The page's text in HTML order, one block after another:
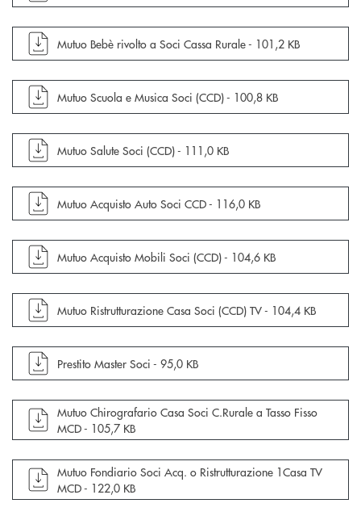
apre documento in una nuova finestra
Mutuo Bebè rivolto a Soci Cassa Rurale - 101,2 KB
apre documento in una nuova finestra
Mutuo Scuola e Musica Soci (CCD) - 100,8 KB
apre documento in una nuova finestra
Mutuo Salute Soci (CCD) - 111,0 KB
apre documento in una nuova finestra
Mutuo Acquisto Auto Soci CCD - 116,0 KB
apre documento in una nuova finestra
Mutuo Acquisto Mobili Soci (CCD) - 104,6 KB
apre documento in una nuova finestra
Mutuo Ristrutturazione Casa Soci (CCD) TV - 104,4 KB
apre documento in una nuova finestra
Prestito Master Soci - 95,0 KB
apre documento in una nuova finestra
Mutuo Chirografario Casa Soci C.Rurale a Tasso Fisso
MCD - 105,7 KB
apre documento in una nuova finestra
Mutuo Fondiario Soci Acq. o Ristrutturazione 1Casa TV
MCD - 122,0 KB